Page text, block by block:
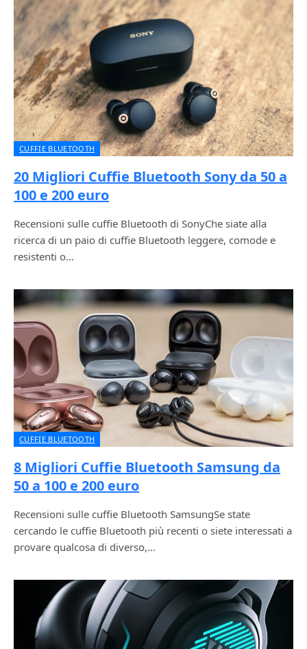
CUFFIE BLUETOOTH
20 Migliori Cuffie Bluetooth Sony da 50 a
100 e 200 euro
Recensioni sulle cuffie Bluetooth di SonyChe siate alla
ricerca di un paio di cuffie Bluetooth leggere, comode e
resistenti o…
CUFFIE BLUETOOTH
8 Migliori Cuffie Bluetooth Samsung da
50 a 100 e 200 euro
Recensioni sulle cuffie Bluetooth SamsungSe state
cercando le cuffie Bluetooth più recenti o siete interessati a
provare qualcosa di diverso,…